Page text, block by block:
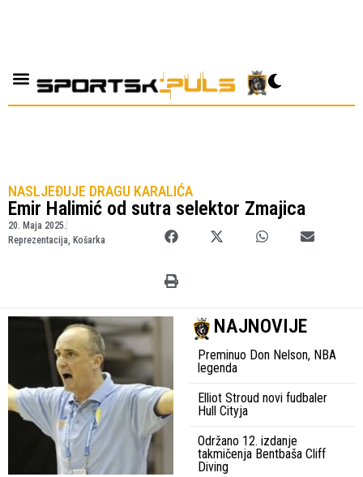
NASLJEĐUJE DRAGU KARALIĆA
Emir Halimić od sutra selektor Zmajica
20. Maja 2025.
Reprezentacija, Košarka
NAJNOVIJE
Preminuo Don Nelson, NBA
legenda
Elliot Stroud novi fudbaler
Hull Cityja
Održano 12. izdanje
takmičenja Bentbaša Cliff
Diving